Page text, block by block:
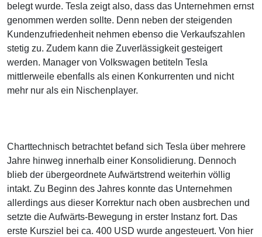
belegt wurde. Tesla zeigt also, dass das Unternehmen ernst
genommen werden sollte. Denn neben der steigenden
Kundenzufriedenheit nehmen ebenso die Verkaufszahlen
stetig zu. Zudem kann die Zuverlässigkeit gesteigert
werden. Manager von Volkswagen betiteln Tesla
mittlerweile ebenfalls als einen Konkurrenten und nicht
mehr nur als ein Nischenplayer.
Charttechnisch betrachtet befand sich Tesla über mehrere
Jahre hinweg innerhalb einer Konsolidierung. Dennoch
blieb der übergeordnete Aufwärtstrend weiterhin völlig
intakt. Zu Beginn des Jahres konnte das Unternehmen
allerdings aus dieser Korrektur nach oben ausbrechen und
setzte die Aufwärts-Bewegung in erster Instanz fort. Das
erste Kursziel bei ca. 400 USD wurde angesteuert. Von hier